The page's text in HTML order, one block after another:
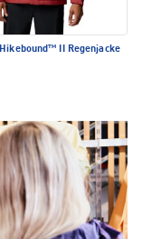
Hikebound™ II Regenjacke